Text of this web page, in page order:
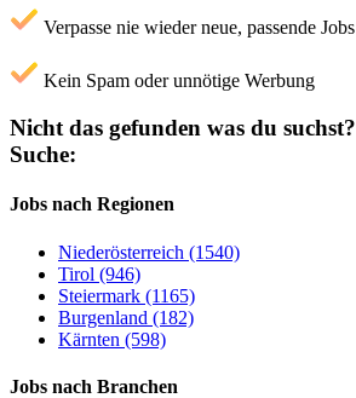
Verpasse nie wieder neue, passende Jobs
Kein Spam oder unnötige Werbung
Nicht das gefunden was du suchst?
Suche:
Jobs nach Regionen
Niederösterreich (1540)
Tirol (946)
Steiermark (1165)
Burgenland (182)
Kärnten (598)
Jobs nach Branchen